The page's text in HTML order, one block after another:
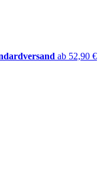
ab 52,90 €